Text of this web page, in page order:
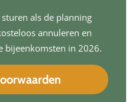
Center Arnhem
als de planning
annuleren en
bijeenkomsten in 2026.